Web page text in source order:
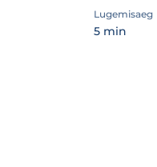
Lugemisaeg
5 min